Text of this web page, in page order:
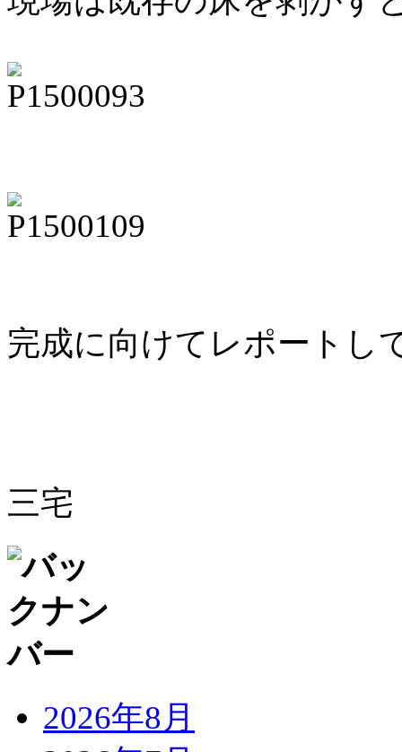
完成に向けてレポートし
三宅
2026年8月